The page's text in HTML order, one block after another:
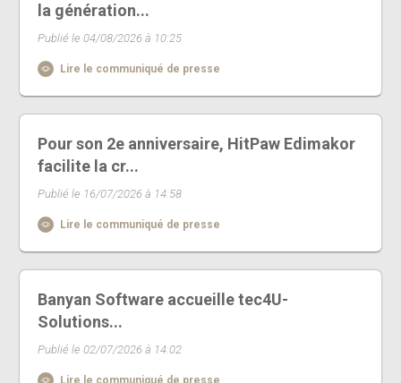
la génération...
Publié le 04/08/2026 à 10:25
Lire le communiqué de presse
Pour son 2e anniversaire, HitPaw Edimakor
facilite la cr...
Publié le 16/07/2026 à 14:58
Lire le communiqué de presse
Banyan Software accueille tec4U-
Solutions...
Publié le 02/07/2026 à 14:02
Lire le communiqué de presse